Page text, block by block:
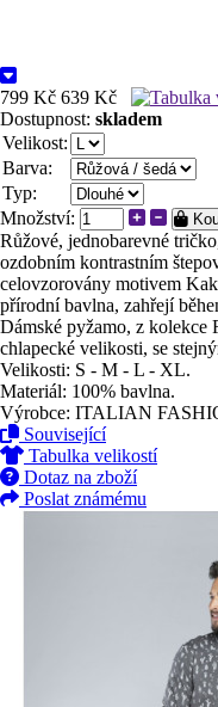
799 Kč 639 Kč
Dostupnost: skladem
Velikost:
Barva:
Typ:
Množství:
Růžové, jednobarevné
ozdobním kontrastním
celovzorovány motivem
přírodní bavlna, zahřejí
Dámské pyžamo, z kolekce
chlapecké velikosti, se
Velikosti: S - M - L - XL.
Materiál: 100% bavlna.
Výrobce: ITALIAN
Související
Tabulka velikostí
Dotaz na zboží
Poslat známému